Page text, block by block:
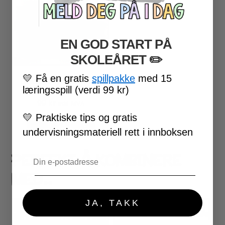
LESEFORSTÅELSE FAKTA –
FOTBALLKLUBBER 1
LEGG I HANDLEKURV
PERFEKT Å KOMBINERE
MED..
EN GOD START PÅ
SKOLEÅRET​ ✏️
💛 Få en gratis spillpakke med 15
læringsspill (verdi 99 kr)
💛 Praktiske tips og gratis
undervisningsmateriell rett i innboksen
JA, TAKK